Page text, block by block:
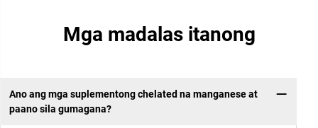
Mga madalas itanong
Ano ang mga suplementong chelated na manganese at
paano sila gumagana?